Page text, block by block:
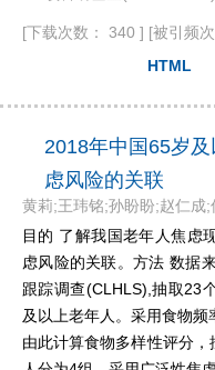
[下载次数： 340 ] [被引频
HTML
2018年中国65岁
虑风险的关联
黄莉;王玮铭;孙盼盼;赵仁成
目的 了解我国老年人焦虑
虑风险的关联。方法 数据
跟踪调查(CLHLS),抽取23
及以上老年人。采用食物频
由此计算食物多样性评分